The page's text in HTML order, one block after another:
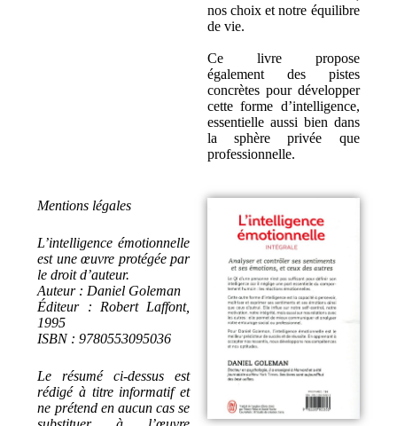
nos choix et notre équilibre
de vie.
Ce livre propose
également des pistes
concrètes pour développer
cette forme d’intelligence,
essentielle aussi bien dans
la sphère privée que
professionnelle.
Mentions légales
L’intelligence émotionnelle
est une œuvre protégée par
le droit d’auteur.
Auteur : Daniel Goleman
Éditeur : Robert Laffont,
1995
ISBN : 9780553095036
Le résumé ci-dessus est
rédigé à titre informatif et
ne prétend en aucun cas se